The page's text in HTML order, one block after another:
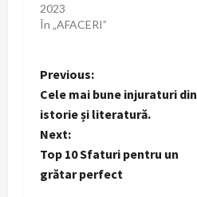
2023
În „AFACERI”
P
o
s
t
Previous:
Cele mai bune injuraturi din
istorie și literatură.
Next:
Top 10 Sfaturi pentru un
grătar perfect